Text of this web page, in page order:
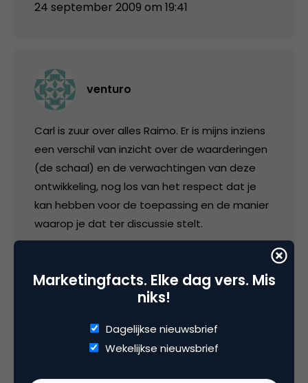
24 september 2009 om 19:41
venturo
Carl is zuur over alles Raimo. Er is mijns inziens
een verschil van inzicht over de waarderingen
(de schaal) en de verwachtingen van deze
ontwikkeling, nog los van het respect dat je
kan hebben voor de toepassing en de manier
waarop je dat ter discussie stelt.
Marjolein Schaefers
Marketingfacts. Elke dag vers. Mis
niks!
Dagelijkse nieuwsbrief
Wekelijkse nieuwsbrief